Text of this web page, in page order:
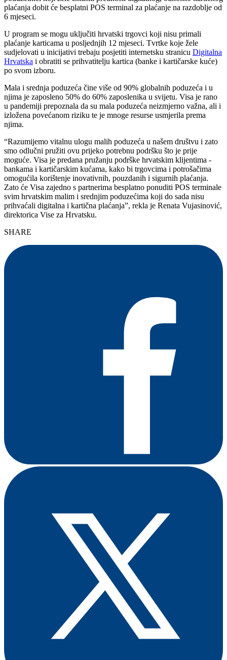
plaćanja dobit će besplatni POS terminal za plaćanje na razdoblje od
6 mjeseci.
U program se mogu uključiti hrvatski trgovci koji nisu primali
plaćanje karticama u posljednjih 12 mjeseci. Tvrtke koje žele
sudjelovati u inicijativi trebaju posjetiti internetsku stranicu Digitalna
Hrvatska i obratiti se prihvatitelju kartica (banke i kartičarske kuće)
po svom izboru.
Mala i srednja poduzeća čine više od 90% globalnih poduzeća i u
njima je zaposleno 50% do 60% zaposlenika u svijetu. Visa je rano
u pandemiji prepoznala da su mala poduzeća neizmjerno važna, ali i
izložena povećanom riziku te je mnoge resurse usmjerila prema
njima.
“Razumijemo vitalnu ulogu malih poduzeća u našem društvu i zato
smo odlučni pružiti ovu prijeko potrebnu podršku što je prije
moguće. Visa je predana pružanju podrške hrvatskim klijentima -
bankama i kartičarskim kućama, kako bi trgovcima i potrošačima
omogućila korištenje inovativnih, pouzdanih i sigurnih plaćanja.
Zato će Visa zajedno s partnerima besplatno ponuditi POS terminale
svim hrvatskim malim i srednjim poduzećima koji do sada nisu
prihvaćali digitalna i kartična plaćanja”, rekla je Renata Vujasinović,
direktorica Vise za Hrvatsku.
SHARE